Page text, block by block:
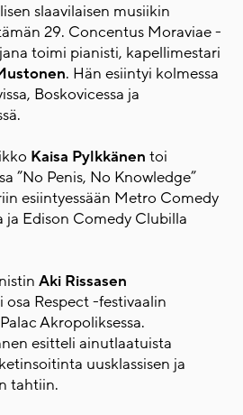
slaavilaisen musiikin
29. Concentus Moraviae -
toimi pianisti, kapellimestari
. Hän esiintyi kolmessa
Boskovicessa ja
Kaisa Pylkkänen toi
”No Penis, No Knowledge”
esiintyessään Metro Comedy
ja Edison Comedy Clubilla
Aki Rissasen
Respect -festivaalin
Akropoliksessa.
esitteli ainutlaatuista
uusklassisen ja
tahtiin.